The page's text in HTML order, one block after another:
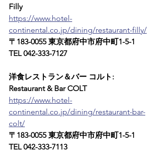
Filly
https://www.hotel-
continental.co.jp/dining/restaurant-filly/
〒183-0055 東京都府中市府中町1-5-1
TEL 042-333-7127
洋食レストラン＆バー コルト:
Restaurant & Bar COLT
https://www.hotel-
continental.co.jp/dining/restaurant-bar-
colt/
〒183-0055 東京都府中市府中町1-5-1
TEL 042-333-7113